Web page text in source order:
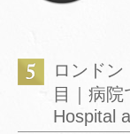
ロンドン
目｜病院
Hospital